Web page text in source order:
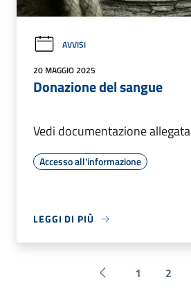
AVVISI
20 MAGGIO 2025
Donazione del sangue
Vedi documentazione allegata
Accesso all'informazione
LEGGI DI PIÙ
Pagina precedente
1 2